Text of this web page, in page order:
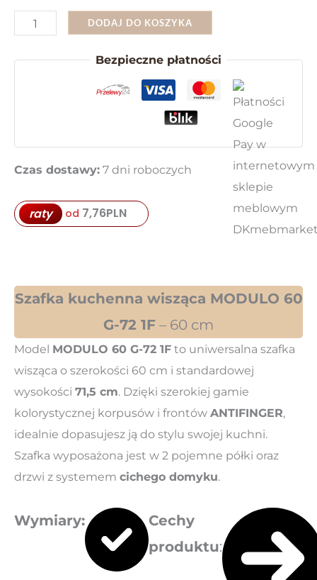
ilość
Kuchenna
Modulo
60
72
DODAJ DO KOSZYKA
Bezpieczne płatności
Czas dostawy: 7 dni roboczych
raty od 7,76PLN
Szafka kuchenna wisząca MODULO 60
G-72 1F – 60 cm
Model MODULO 60 G-72 1F to uniwersalna szafka
wisząca o szerokości 60 cm i standardowej
wysokości 71,5 cm. Dzięki szerokiej gamie
kolorystycznej korpusów i frontów ANTIFINGER,
idealnie dopasujesz ją do stylu swojej kuchni.
Szafka wyposażona jest w 2 pojemne półki oraz
drzwi z systemem cichego domyku.
Wymiary:
Cechy
produktu: